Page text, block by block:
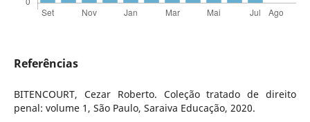
Referências
BITENCOURT, Cezar Roberto. Coleção tratado de direito
penal: volume 1, São Paulo, Saraiva Educação, 2020.